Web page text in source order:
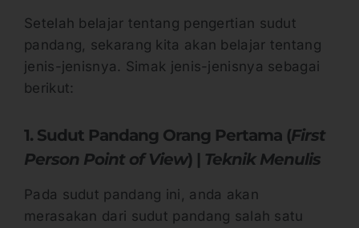
Setelah belajar tentang pengertian sudut
pandang, sekarang kita akan belajar tentang
jenis-jenisnya. Simak jenis-jenisnya sebagai
berikut:
1. Sudut Pandang Orang Pertama (First
Person Point of View) | Teknik Menulis
Pada sudut pandang ini, anda akan
merasakan dari sudut pandang salah satu